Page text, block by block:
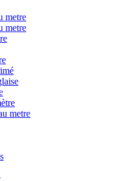
metre
metre
metre